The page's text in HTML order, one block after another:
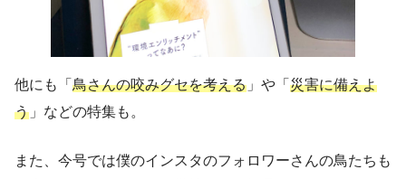
他にも「 鳥さんの咬みグセを考える 」や「 災害に備えよ
う 」などの特集も。
また、今号では僕のインスタのフォロワーさんの鳥たちも